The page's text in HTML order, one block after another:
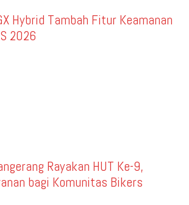
Hybrid Tambah Fitur Keamanan
2026
Rayakan HUT Ke-9,
bagi Komunitas Bikers